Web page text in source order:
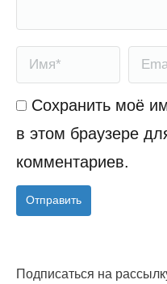
Имя *
Сохранить моё
в этом браузере
комментариев.
Отправить
Подписаться на